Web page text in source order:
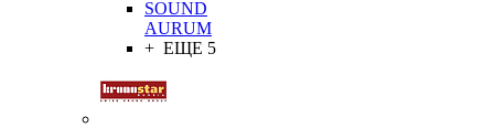
SOUND
AURUM
+ ЕЩЕ 5